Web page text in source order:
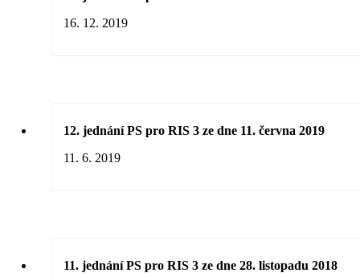
16. 12. 2019
12. jednání PS pro RIS 3 ze dne 11. června 2019
11. 6. 2019
11. jednání PS pro RIS 3 ze dne 28. listopadu 2018